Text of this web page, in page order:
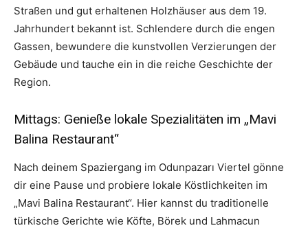
Straßen und gut erhaltenen Holzhäuser aus dem 19.
Jahrhundert bekannt ist. Schlendere durch die engen
Gassen, bewundere die kunstvollen Verzierungen der
Gebäude und tauche ein in die reiche Geschichte der
Region.
Mittags: Genieße lokale Spezialitäten im „Mavi
Balina Restaurant“
Nach deinem Spaziergang im Odunpazarı Viertel gönne
dir eine Pause und probiere lokale Köstlichkeiten im
„Mavi Balina Restaurant“. Hier kannst du traditionelle
türkische Gerichte wie Köfte, Börek und Lahmacun